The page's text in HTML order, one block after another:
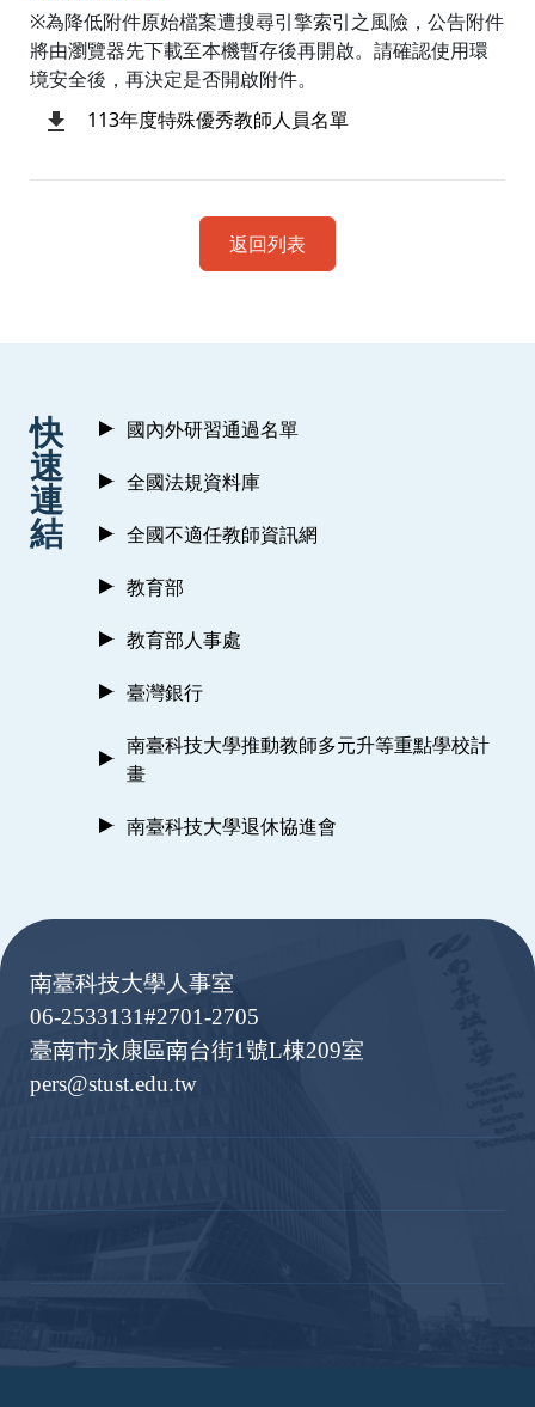
※為降低附件原始檔案遭搜尋引擎索引之風險，公告附件
將由瀏覽器先下載至本機暫存後再開啟。請確認使用環
境安全後，再決定是否開啟附件。
113年度特殊優秀教師人員名單
返回列表
快
速
連
結
國內外研習通過名單
全國法規資料庫
全國不適任教師資訊網
教育部
教育部人事處
臺灣銀行
南臺科技大學推動教師多元升等重點學校計
畫
南臺科技大學退休協進會
南臺科技大學人事室
06-2533131#2701-2705
臺南市永康區南台街1號L棟209室
pers@stust.edu.tw